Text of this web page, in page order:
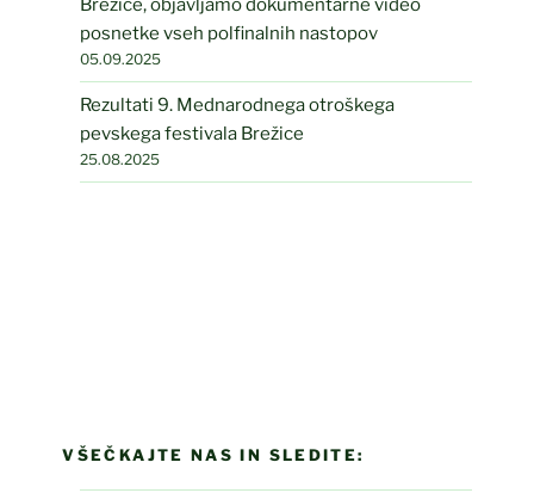
Brežice, objavljamo dokumentarne video
posnetke vseh polfinalnih nastopov
05.09.2025
Rezultati 9. Mednarodnega otroškega
pevskega festivala Brežice
25.08.2025
VŠEČKAJTE NAS IN SLEDITE: